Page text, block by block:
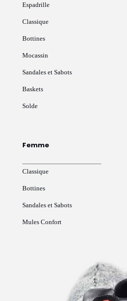
Espadrille
Classique
Bottines
Mocassin
Sandales et Sabots
Baskets
Solde
Femme
Classique
Bottines
Sandales et Sabots
Mules Confort